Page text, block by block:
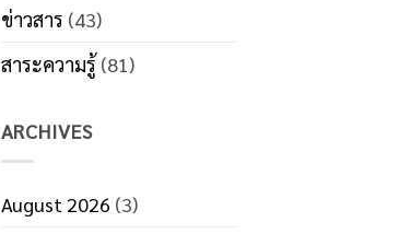
ค่า
ใช้
ด้วย
ระบบ
ที่
มี
หลอด
อัตโนมัติ
เร็ว
80
ข่าวสาร (43)
สาระความรู้(81)
ARCHIVES
August 2026 (3)